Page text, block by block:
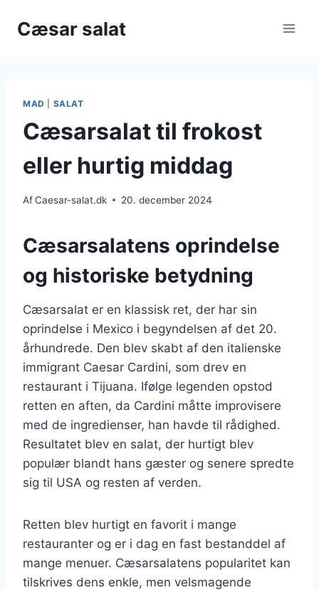
Cæsar salat
MAD SALAT
Cæsarsalat til frokost
eller hurtig middag
AfCaesar-salat.dk 20. december 2024
Cæsarsalatens oprindelse
og historiske betydning
Cæsarsalat er en klassisk ret, der har sin
oprindelse i Mexico i begyndelsen af det 20.
århundrede. Den blev skabt af den italienske
immigrant Caesar Cardini, som drev en
restaurant i Tijuana. Ifølge legenden opstod
retten en aften, da Cardini måtte improvisere
med de ingredienser, han havde til rådighed.
Resultatet blev en salat, der hurtigt blev
populær blandt hans gæster og senere spredte
sig til USA og resten af verden.
Retten blev hurtigt en favorit i mange
restauranter og er i dag en fast bestanddel af
mange menuer. Cæsarsalatens popularitet kan
tilskrives dens enkle, men velsmagende